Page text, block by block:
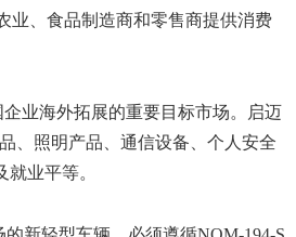
业、食品制造商和零售商提供消费
业海外拓展的重要目标市场。启迈
、照明产品、通信设备、个人安全
业平等。